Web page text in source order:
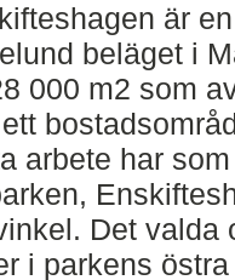
är
beläget i
000 m2 som
arbete har
Det valda
i parkens